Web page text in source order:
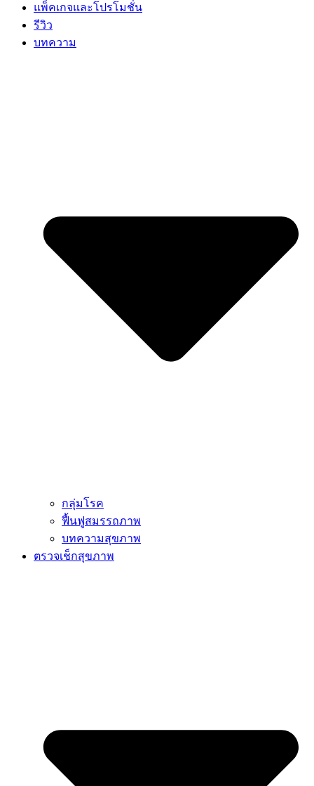
แพ็คเกจและโปรโมชั่น
รีวิว
บทความ
กลุ่มโรค
ฟื้นฟูสมรรถภาพ
บทความสุขภาพ
ตรวจเช็กสุขภาพ